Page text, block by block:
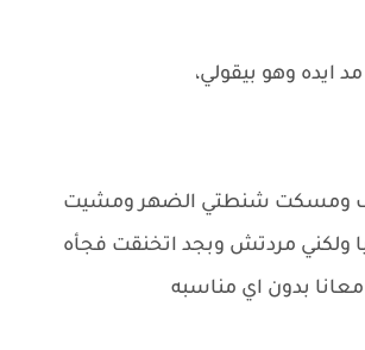
ايده وهو بيقولي،
ومسكت شنطتي الضهر ومشيت
ولكني مردتش وبجد اتخنقت فجأه
بدون اي مناسبه